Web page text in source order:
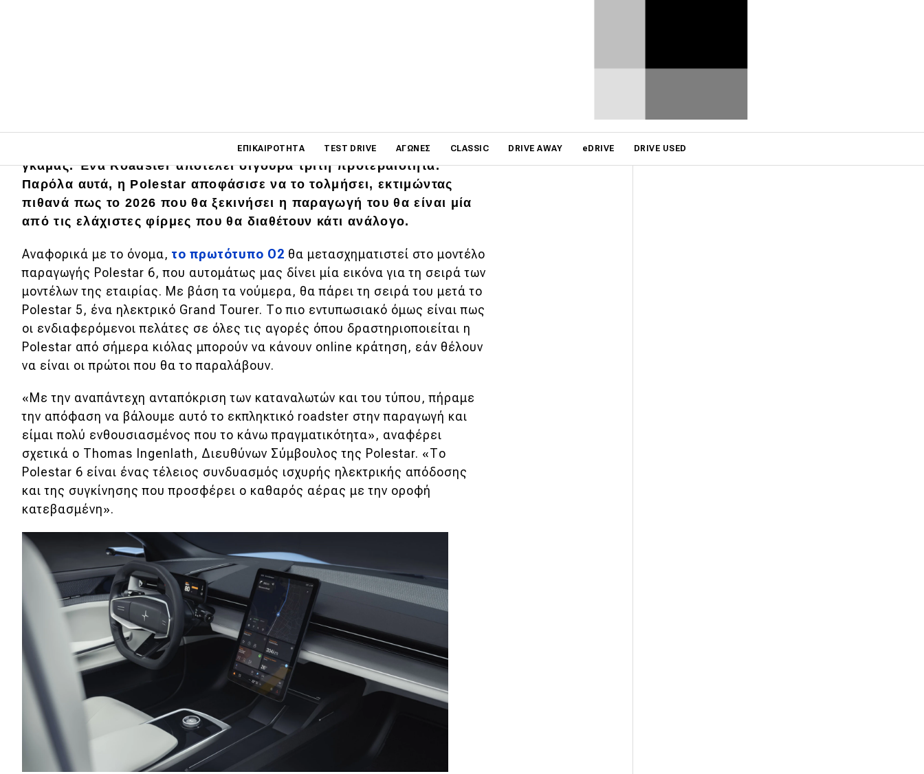
ΕΠΙΚΑΙΡΌΤΗΤΑ TEST DRIVE ΑΓΏΝΕΣ CLASSIC DRIVE AWAY eDRIVE DRIVE USED
Main navigation
Επικαιρότητα
Νέα μοντέλα
Πρωτότυπα
Ελλάδα
Κόσμος
Τεχνολογία
Αγορά
Απόψεις
Test Drive
Δοκιμή
Συγκρίνουμε
Αγώνες
Formula 1
WRC
Motorsport
Eco
η συντριπτική πλειοψηφία των κατασκευαστών επενδύουν κυρίως σε
αμαξώματα SUV, σε ό,τι αφορά στην ανάπτυξη της ηλεκτρικής τους
γκάμας. Ένα Roadster αποτελεί σίγουρα τρίτη προτεραιότητα.
Παρόλα αυτά, η Polestar αποφάσισε να το τολμήσει, εκτιμώντας
πιθανά πως το 2026 που θα ξεκινήσει η παραγωγή του θα είναι μία
από τις ελάχιστες φίρμες που θα διαθέτουν κάτι ανάλογο.
Αναφορικά με το όνομα, το πρωτότυπο O2 θα μετασχηματιστεί στο μοντέλο
παραγωγής Polestar 6, που αυτομάτως μας δίνει μία εικόνα για τη σειρά των
μοντέλων της εταιρίας. Με βάση τα νούμερα, θα πάρει τη σειρά του μετά το
Polestar 5, ένα ηλεκτρικό Grand Tourer. Το πιο εντυπωσιακό όμως είναι πως
οι ενδιαφερόμενοι πελάτες σε όλες τις αγορές όπου δραστηριοποιείται η
Polestar από σήμερα κιόλας μπορούν να κάνουν online κράτηση, εάν θέλουν
να είναι οι πρώτοι που θα το παραλάβουν.
«Με την αναπάντεχη ανταπόκριση των καταναλωτών και του τύπου, πήραμε
την απόφαση να βάλουμε αυτό το εκπληκτικό roadster στην παραγωγή και
είμαι πολύ ενθουσιασμένος που το κάνω πραγματικότητα», αναφέρει
σχετικά ο Thomas Ingenlath, Διευθύνων Σύμβουλος της Polestar. «Το
Polestar 6 είναι ένας τέλειος συνδυασμός ισχυρής ηλεκτρικής απόδοσης
και της συγκίνησης που προσφέρει ο καθαρός αέρας με την οροφή
κατεβασμένη».